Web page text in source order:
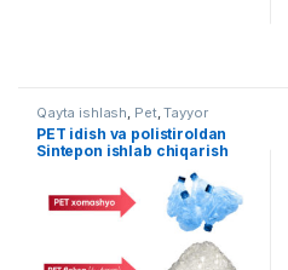
Qayta ishlash Pet,Tayyor
liniyalar
PET idish va polistiroldan
Sintepon ishlab chiqarish